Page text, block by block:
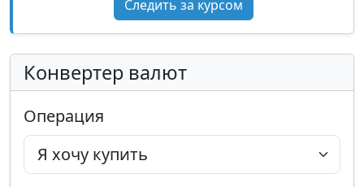
Следить за курсом
Конвертер валют
Операция